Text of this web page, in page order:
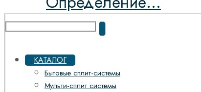
КАТАЛОГ
Бытовые сплит-системы
Мульти-сплит системы